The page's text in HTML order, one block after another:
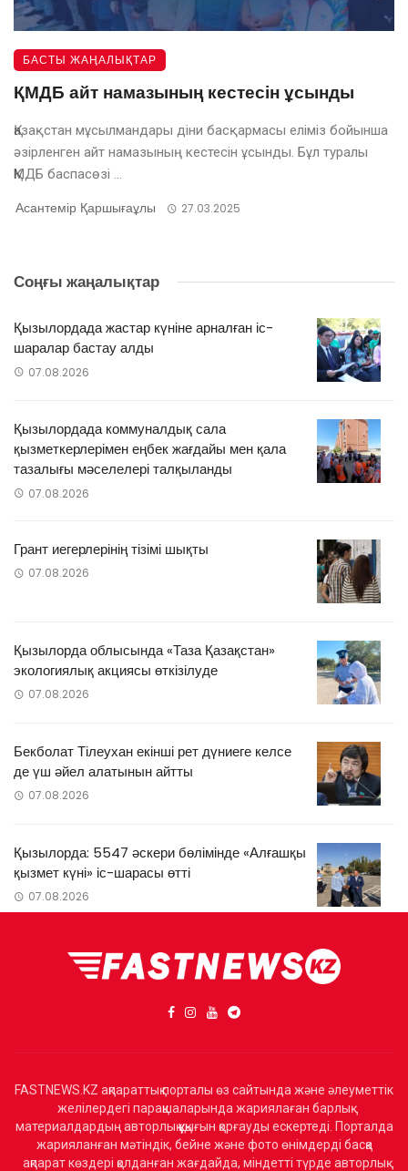
БАСТЫ ЖАҢАЛЫҚТАР
ҚМДБ айт намазының кестесін ұсынды
Қазақстан мұсылмандары діни басқармасы еліміз бойынша
әзірленген айт намазының кестесін ұсынды. Бұл туралы
ҚМДБ баспасөзі ...
Асантемір Қаршығаұлы 27.03.2025
Соңғы жаңалықтар
Қызылордада жастар күніне арналған іс-
шаралар бастау алды
07.08.2026
Қызылордада коммуналдық сала
қызметкерлерімен еңбек жағдайы мен қала
тазалығы мәселелері талқыланды
07.08.2026
Грант иегерлерінің тізімі шықты
07.08.2026
Қызылорда облысында «Таза Қазақстан»
экологиялық акциясы өткізілуде
07.08.2026
Бекболат Тілеухан екінші рет дүниеге келсе
де үш әйел алатынын айтты
07.08.2026
Қызылорда: 5547 әскери бөлімінде «Алғашқы
қызмет күні» іс-шарасы өтті
07.08.2026
FASTNEWS.KZ ақпараттық порталы өз сайтында және әлеуметтік
желілердегі парақшаларында жариялаған барлық
материалдардың авторлық құқығын қорғауды ескертеді. Порталда
жарияланған мәтіндік, бейне және фото өнімдерді басқа
ақпарат көздері қолданған жағдайда, міндетті түрде авторлық